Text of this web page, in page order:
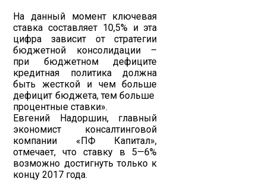
На данный момент ключевая
ставка составляет 10,5% и эта
цифра зависит от стратегии
бюджетной консолидации –
при бюджетном дефиците
кредитная политика должна
быть жесткой и чем больше
дефицит бюджета, тем больше
процентные ставки».
Евгений Надоршин, главный
экономист консалтинговой
компании «ПФ Капитал»,
отмечает, что ставку в 5—6%
возможно достигнуть только к
концу 2017 года.